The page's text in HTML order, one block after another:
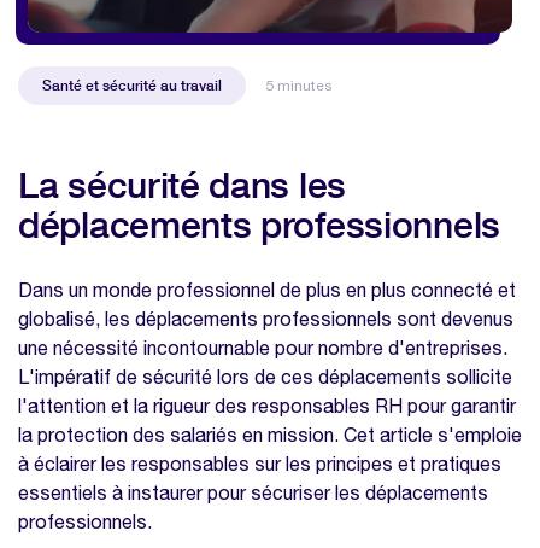
Santé et sécurité au travail 5 minutes
La sécurité dans les
déplacements professionnels
Dans un monde professionnel de plus en plus connecté et
globalisé, les déplacements professionnels sont devenus
une nécessité incontournable pour nombre d'entreprises.
L'impératif de sécurité lors de ces déplacements sollicite
l'attention et la rigueur des responsables RH pour garantir
la protection des salariés en mission. Cet article s'emploie
à éclairer les responsables sur les principes et pratiques
essentiels à instaurer pour sécuriser les déplacements
professionnels.